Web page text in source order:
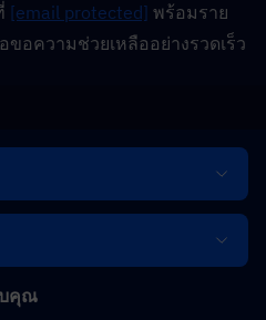
[email protected] พร้อมราย
อความช่วยเหลืออย่างรวดเร็ว
บคุณ